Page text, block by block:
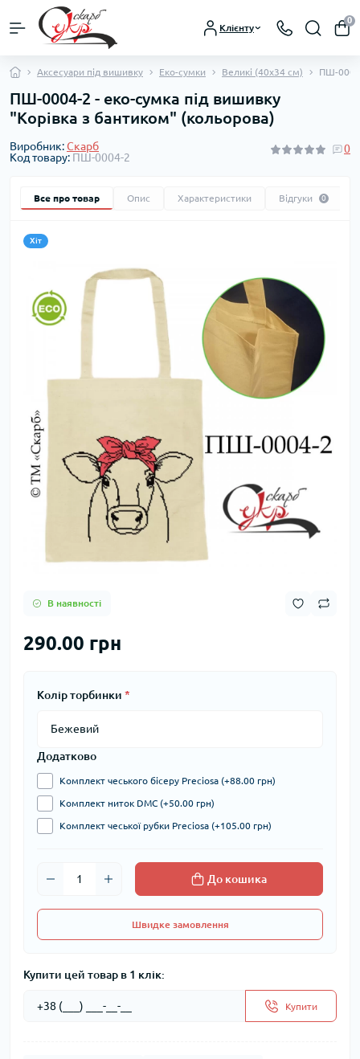
Клієнту
0
Аксесуари під вишивку Еко-сумки Великі (40х34 см) ПШ-
ПШ-0004-2 - еко-сумка під вишивку
"Корівка з бантиком" (кольорова)
Виробник:Скарб
Код товару: ПШ-0004-2
0
Все про товар Опис Характеристики Відгуки 0
Хіт
В наявності
290.00 грн
Колір торбинки *
Додатково
Комплект чеського бісеру Preciosa (+88.00 грн)
Комплект ниток DMC (+50.00 грн)
Комплект чеської рубки Preciosa (+105.00 грн)
До кошика
Швидке замовлення
Купити цей товар в 1 клік:
Купити